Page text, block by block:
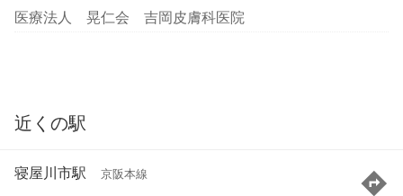
医療法人 晃仁会 吉岡皮膚科医院
近くの駅
寝屋川市駅 京阪本線